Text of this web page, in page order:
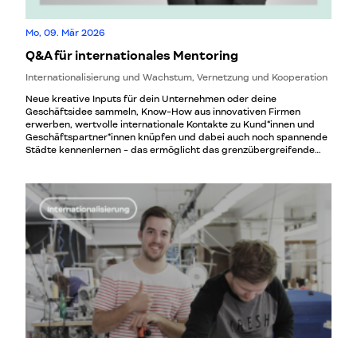
Mo, 09. Mär 2026
Q&A für internationales Mentoring
Internationalisierung und Wachstum, Vernetzung und Kooperation
Neue kreative Inputs für dein Unternehmen oder deine
Geschäftsidee sammeln, Know-How aus innovativen Firmen
erwerben, wertvolle internationale Kontakte zu Kund*innen und
Geschäftspartner*innen knüpfen und dabei auch noch spannende
Städte kennenlernen - das ermöglicht das grenzübergreifende